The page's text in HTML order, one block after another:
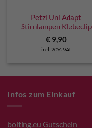
Petzl Uni Adapt
Stirnlampen Klebeclip
€ 9,90
incl. 20% VAT
Infos zum Einkauf
bolting.eu Gutschein